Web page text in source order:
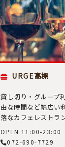
URGE高槻
貸し切り・グループ
由な時間など幅広い
落なカフェレストラン
OPEN.11:00-23:00
072-690-7729